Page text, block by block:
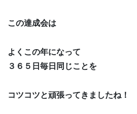
この達成会は
よくこの年になって
３６５日毎日同じことを
コツコツと頑張ってきましたね！